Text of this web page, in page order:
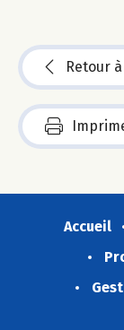
Retour
Accueil